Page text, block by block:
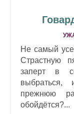
Не самый
Страстную
заперт в
прежнюю
обойдётся?...